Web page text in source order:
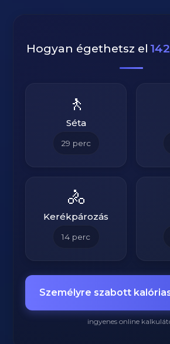
Hogyan égethetsz el 142
🚶
Séta
29 perc
🚴
Kerékpározás
14 perc
Személyre szabott
ingyenes online